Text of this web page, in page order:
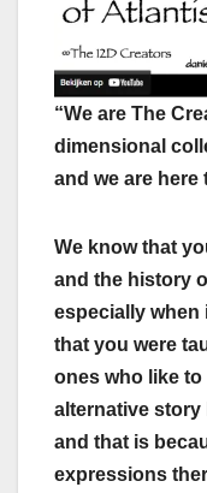
“We are The
dimensional
and we are here
We know that
and the history
especially when
that you were
ones who like to
alternative story
and that is
expressions